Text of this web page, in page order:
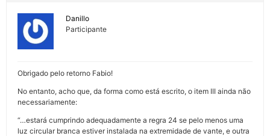
Danillo
Participante
Obrigado pelo retorno Fabio!
No entanto, acho que, da forma como está escrito, o item III ainda não
necessariamente:
“…estará cumprindo adequadamente a regra 24 se pelo menos uma
luz circular branca estiver instalada na extremidade de vante, e outra